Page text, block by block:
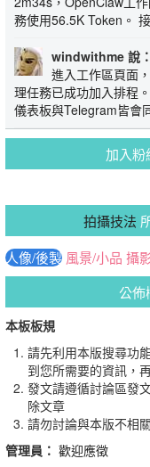
務使用56.5K Token。
windwithme 說：
進入工作區頁面
理任務已成功加入排程
儀表板與Telegram皆會
加入粉
拍攝技法
人像/後製 風景/小品 攝
公佈
本板板規
請先利用本版搜尋功
到您所需要的資訊，
發文請遵循討論區發
除文章
請勿討論與本版不相
管理員： 歡迎應徵